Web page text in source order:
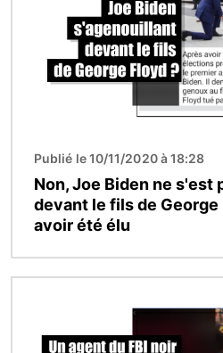
Publié le 10/11/2020 à 18:28
Non, Joe Biden ne s'est
devant le fils de
avoir été élu